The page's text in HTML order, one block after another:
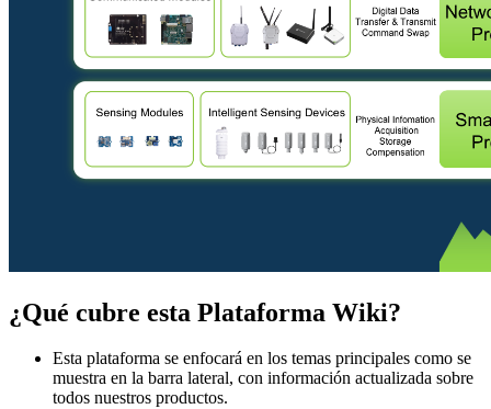
¿Qué cubre esta Plataforma Wiki?
Esta plataforma se enfocará en los temas principales como se
muestra en la barra lateral, con información actualizada sobre
todos nuestros productos.